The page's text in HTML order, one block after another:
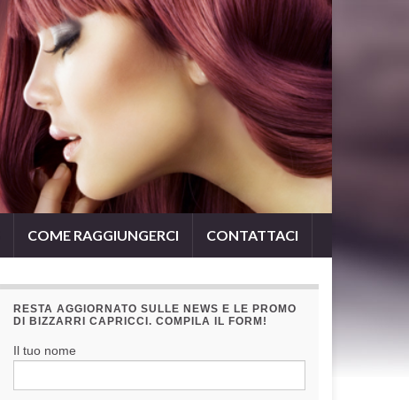
COME RAGGIUNGERCI CONTATTACI
RESTA AGGIORNATO SULLE NEWS E LE PROMO
DI BIZZARRI CAPRICCI. COMPILA IL FORM!
Il tuo nome